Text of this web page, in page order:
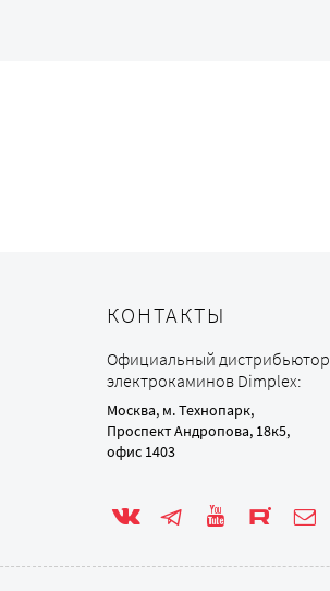
КОНТАКТЫ
Официальный дистрибьютор
электрокаминов Dimplex:
Москва, м. Технопарк,
Проспект Андропова, 18к5,
офис 1403